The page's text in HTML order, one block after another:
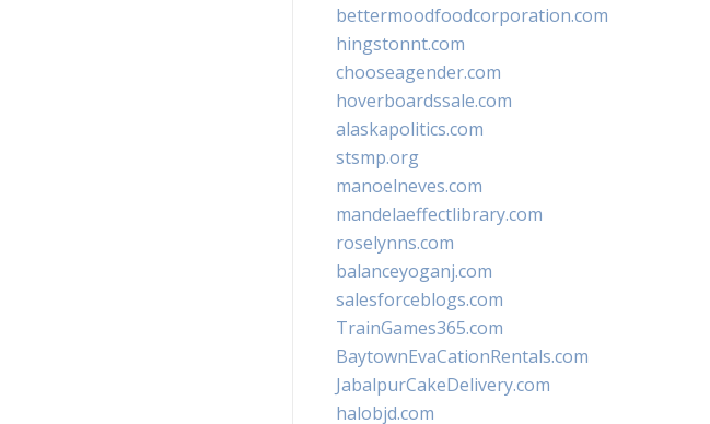
bettermoodfoodcorporation.com
hingstonnt.com
chooseagender.com
hoverboardssale.com
alaskapolitics.com
stsmp.org
manoelneves.com
mandelaeffectlibrary.com
roselynns.com
balanceyoganj.com
salesforceblogs.com
TrainGames365.com
BaytownEvaCationRentals.com
JabalpurCakeDelivery.com
halobjd.com